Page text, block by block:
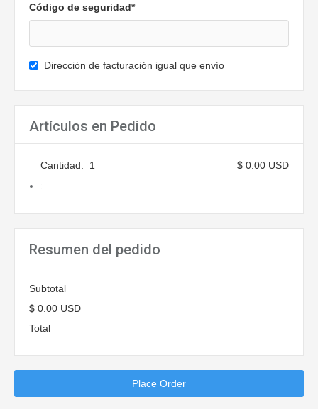
Código de seguridad*
Dirección de facturación igual que envío
Artículos en Pedido
1
:
$ 0.00 USD
Resumen del pedido
Subtotal
$ 0.00 USD
Total
Place Order